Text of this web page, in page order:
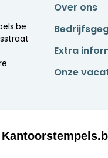
Over ons
Extra
Onze